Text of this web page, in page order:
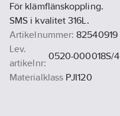
För klämflänskoppling.
SMS i kvalitet 316L.
Artikelnummer: 82540919
Lev.
artikelnr:
0520-000018S/4
Materialklass PJI120